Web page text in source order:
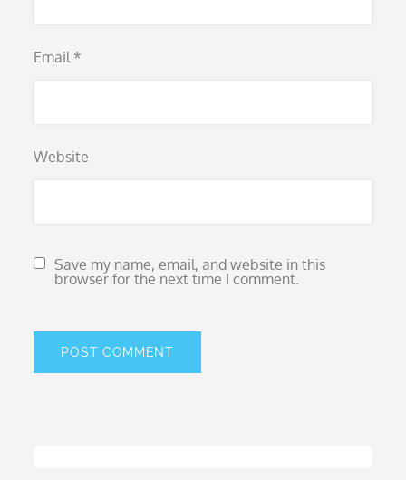
Email *
Website
Save my name, email, and website in this
browser for the next time I comment.